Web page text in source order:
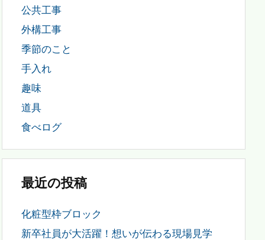
公共工事
外構工事
季節のこと
手入れ
趣味
道具
食べログ
最近の投稿
化粧型枠ブロック
新卒社員が大活躍！想いが伝わる現場見学